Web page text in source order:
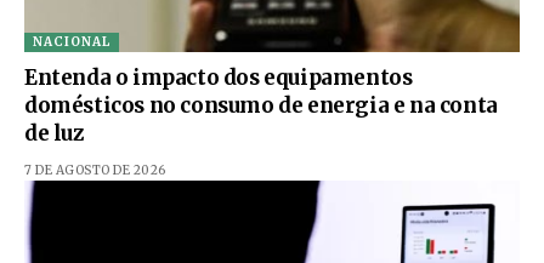
NACIONAL
Entenda o impacto dos equipamentos
domésticos no consumo de energia e na conta
de luz
7 DE AGOSTO DE 2026